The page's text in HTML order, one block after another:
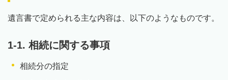
遺言書で定められる主な内容は、以下のようなものです。
1-1. 相続に関する事項
相続分の指定